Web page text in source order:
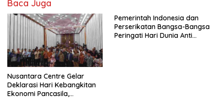
Baca Juga
Nusantara Centre Gelar
Deklarasi Hari Kebangkitan
Ekonomi Pancasila,
Pemerintah Indonesia dan
Perserikatan Bangsa-Bangsa
Peringati Hari Dunia Anti